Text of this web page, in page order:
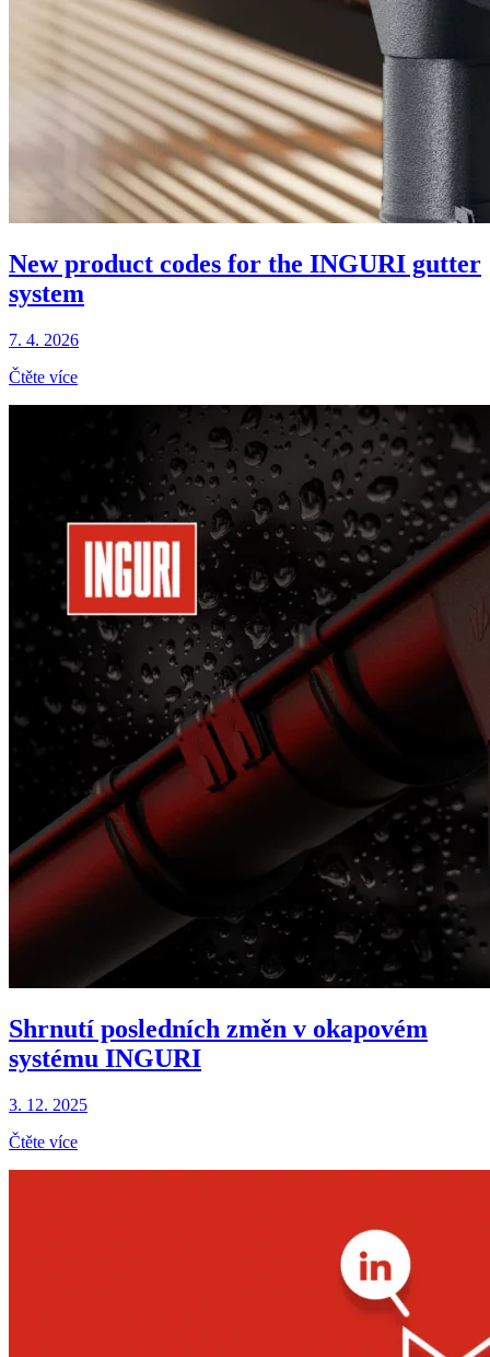
New product codes for the INGURI gutter
system
7. 4. 2026
Čtěte více
Shrnutí posledních změn v okapovém
systému INGURI
3. 12. 2025
Čtěte více